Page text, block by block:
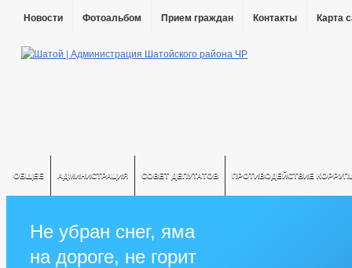
Новости Фотоальбом Прием граждан Контакты Карта
ОБЩЕЕ АДМИНИСТРАЦИЯ СОВЕТ ДЕПУТАТОВ ПРОТИВОДЕЙСТВИЕ
Не убран снег, яма
на дороге, не горит